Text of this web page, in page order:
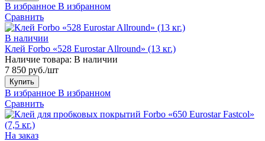
В избранное В избранном
Сравнить
В наличии
Клей Forbo «528 Eurostar Allround» (13 кг.)
Наличие товара: В наличии
7 850 руб./шт
Купить
В избранное В избранном
Сравнить
На заказ